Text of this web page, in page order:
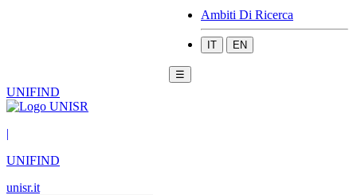
Ambiti Di Ricerca
IT EN
☰
UNIFIND
|
UNIFIND
unisr.it